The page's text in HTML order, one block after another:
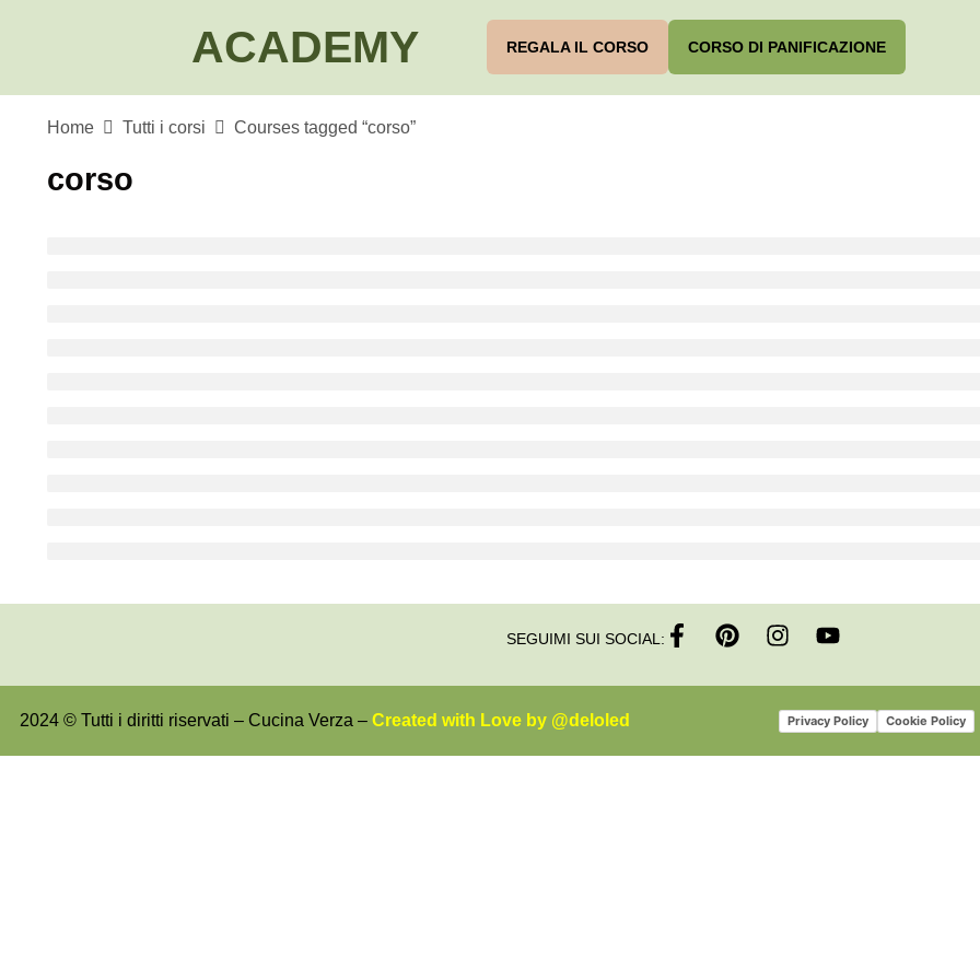
ACADEMY REGALA IL CORSO CORSO DI PANIFICAZIONE
Home Tutti i corsi Courses tagged “corso”
corso
SEGUIMI SUI SOCIAL:
2024 © Tutti i diritti riservati – Cucina Verza –Created with Love by @deloled Privacy Policy Cookie Policy